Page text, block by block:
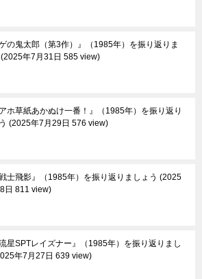
ゲの鬼太郎（第3作）』（1985年）を振り返りま
2025年7月31日 585 view
アホ草紙あかぬけ一番！』（1985年）を振り返り
2025年7月29日 576 view
戦士飛影』（1985年）を振り返りましょう
2025
日 811 view
流星SPTレイズナー』（1985年）を振り返りまし
年7月27日 639 view